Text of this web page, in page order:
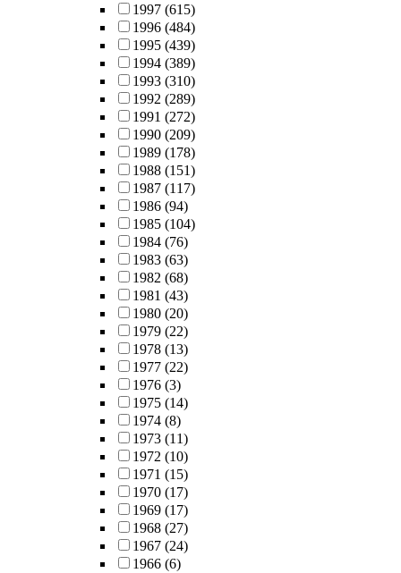
1997 (615)
1996 (484)
1995 (439)
1994 (389)
1993 (310)
1992 (289)
1991 (272)
1990 (209)
1989 (178)
1988 (151)
1987 (117)
1986 (94)
1985 (104)
1984 (76)
1983 (63)
1982 (68)
1981 (43)
1980 (20)
1979 (22)
1978 (13)
1977 (22)
1976 (3)
1975 (14)
1974 (8)
1973 (11)
1972 (10)
1971 (15)
1970 (17)
1969 (17)
1968 (27)
1967 (24)
1966 (6)